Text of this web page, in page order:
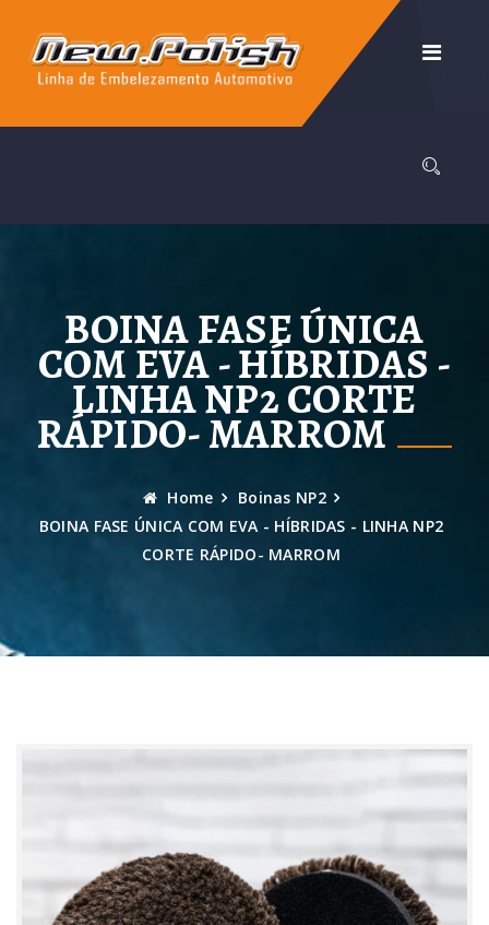
BOINA FASE ÚNICA
COM EVA - HÍBRIDAS -
LINHA NP2 CORTE
RÁPIDO- MARROM
Home
Boinas NP2
BOINA FASE ÚNICA COM EVA - HÍBRIDAS - LINHA NP2
CORTE RÁPIDO- MARROM